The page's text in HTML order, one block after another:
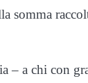
somma
– a chi con